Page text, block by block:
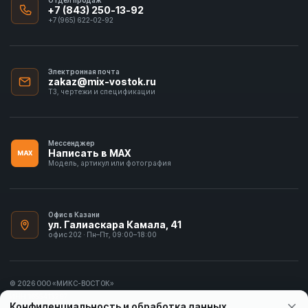
+7 (843) 250-13-92
+7 (965) 622-02-92
Электронная почта
zakaz@mix-vostok.ru
ТЗ, чертежи и спецификации
MAX
Мессенджер
Написать в MAX
Модель, артикул или фотография
Офис в Казани
ул. Галиаскара Камала, 41
офис 202 · Пн–Пт, 09:00–18:00
© 2026 ООО «МИКС-ВОСТОК»